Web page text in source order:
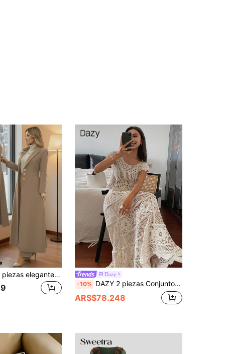
Conjunto de 2 piezas elegante para ir al trabajo en primavera/otoño para mujer, abrigo blazer de diseño británico vintage de doble botonadura con cintura ceñida en verde militar, combinado con pantalones largos rectos de estilo casual simple Dazy
-10% DAZY 2 piezas Conjunto de chaleco y falda de punto de estilo de vacaciones de verano para mujer
ARS$78.248